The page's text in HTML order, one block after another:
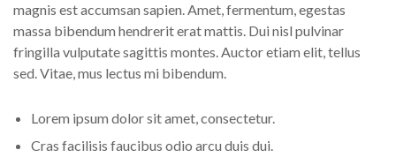
magnis est accumsan sapien. Amet, fermentum, egestas
massa bibendum hendrerit erat mattis. Dui nisl pulvinar
fringilla vulputate sagittis montes. Auctor etiam elit, tellus
sed. Vitae, mus lectus mi bibendum.
Lorem ipsum dolor sit amet, consectetur.
Cras facilisis faucibus odio arcu duis dui.